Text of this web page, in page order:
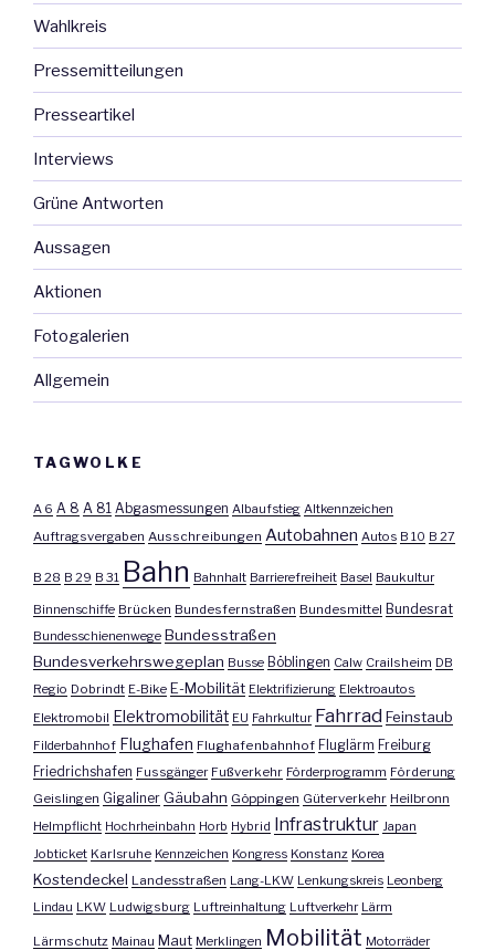
Projekte
eine
neue
Mobilität
auf
Weg
gebracht“
Wahlkreis
Pressemitteilungen
Presseartikel
Interviews
Grüne Antworten
Aussagen
Aktionen
Fotogalerien
Allgemein
TAGWOLKE
A 6 A 8 A 81 Abgasmessungen Albaufstieg Altkennzeichen
Auftragsvergaben Ausschreibungen Autobahnen Autos B 10 B 27
B 28 B 29 B 31 Bahn Bahnhalt Barrierefreiheit Basel Baukultur
Binnenschiffe Brücken Bundesfernstraßen Bundesmittel Bundesrat
Bundesschienenwege Bundesstraßen
Bundesverkehrswegeplan Busse Böblingen Calw Crailsheim DB
Regio Dobrindt E-Bike E-Mobilität Elektrifizierung Elektroautos
Elektromobil Elektromobilität EU Fahrkultur FahrradFeinstaub
Filderbahnhof Flughafen Flughafenbahnhof Fluglärm Freiburg
Friedrichshafen Fussgänger Fußverkehr Förderprogramm Förderung
Geislingen Gigaliner Gäubahn Göppingen Güterverkehr Heilbronn
Helmpflicht Hochrheinbahn Horb Hybrid Infrastruktur Japan
Jobticket Karlsruhe Kennzeichen Kongress Konstanz Korea
Kostendeckel Landesstraßen Lang-LKW Lenkungskreis Leonberg
Lindau LKW Ludwigsburg Luftreinhaltung Luftverkehr Lärm
Lärmschutz Mainau Maut Merklingen Mobilität Motorräder